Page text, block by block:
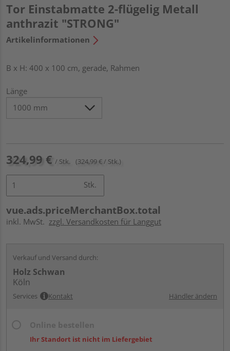
Tor Einstabmatte 2-flügelig Metall
anthrazit "STRONG"
Artikelinformationen
B x H: 400 x 100 cm, gerade, Rahmen
Länge
324,99 € / Stk. (324,99 € / Stk.)
Stk.
vue.ads.priceMerchantBox.total
inkl. MwSt. zzgl. Versandkosten für Langgut
Verkauf und Versand durch:
Holz Schwan
Köln
Services Kontakt Händler ändern
Ihr Standort ist nicht im Liefergebiet